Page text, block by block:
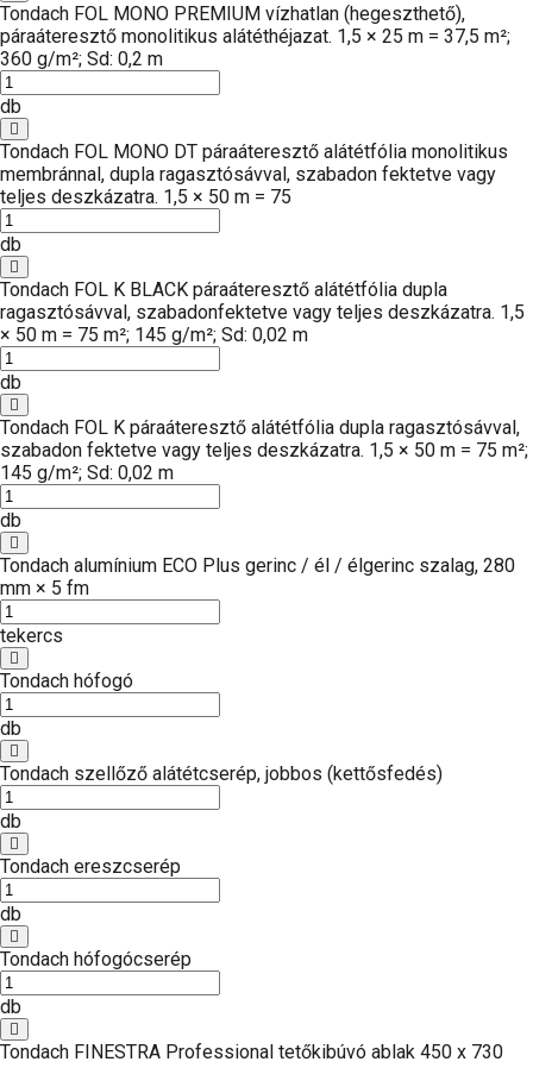
Tondach FOL MONO PREMIUM vízhatlan (hegeszthető),
páraáteresztő monolitikus alátéthéjazat. 1,5 × 25 m = 37,5 m²;
360 g/m²; Sd: 0,2 m
db
Tondach FOL MONO DT páraáteresztő alátétfólia monolitikus
membránnal, dupla ragasztósávval, szabadon fektetve vagy
teljes deszkázatra. 1,5 × 50 m = 75
db
Tondach FOL K BLACK páraáteresztő alátétfólia dupla
ragasztósávval, szabadonfektetve vagy teljes deszkázatra. 1,5
× 50 m = 75 m²; 145 g/m²; Sd: 0,02 m
db
Tondach FOL K páraáteresztő alátétfólia dupla ragasztósávval,
szabadon fektetve vagy teljes deszkázatra. 1,5 × 50 m = 75 m²;
145 g/m²; Sd: 0,02 m
db
Tondach alumínium ECO Plus gerinc / él / élgerinc szalag, 280
mm × 5 fm
tekercs
Tondach hófogó
db
Tondach szellőző alátétcserép, jobbos (kettősfedés)
db
Tondach ereszcserép
db
Tondach hófogócserép
db
Tondach FINESTRA Professional tetőkibúvó ablak 450 x 730